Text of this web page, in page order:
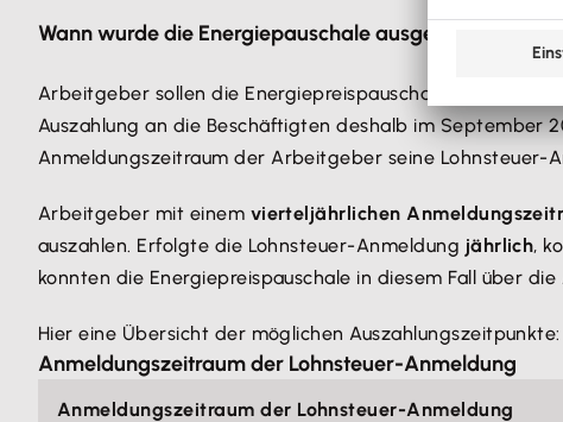
Wann wurde die Energiepauschale ausgezahlt?
Arbeitgeber sollen die Energiepreispauschale mit der
Auszahlung an die Beschäftigten deshalb im September
Anmeldungszeitraum der Arbeitgeber seine Lohnsteuer-
Arbeitgeber mit einem vierteljährlichen
auszahlen. Erfolgte die Lohnsteuer-Anmeldung jährlich,
konnten die Energiepreispauschale in diesem Fall über die
Hier eine Übersicht der möglichen Auszahlungszeitpunkte:
Anmeldungszeitraum der Lohnsteuer-Anmeldung
Anmeldungszeitraum der Lohnsteuer-Anmeldung